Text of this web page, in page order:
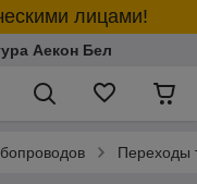
лицами!
Аекон Бел
Переходы